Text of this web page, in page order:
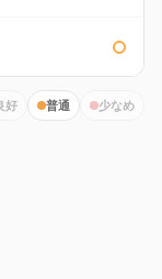
好 普通 少なめ